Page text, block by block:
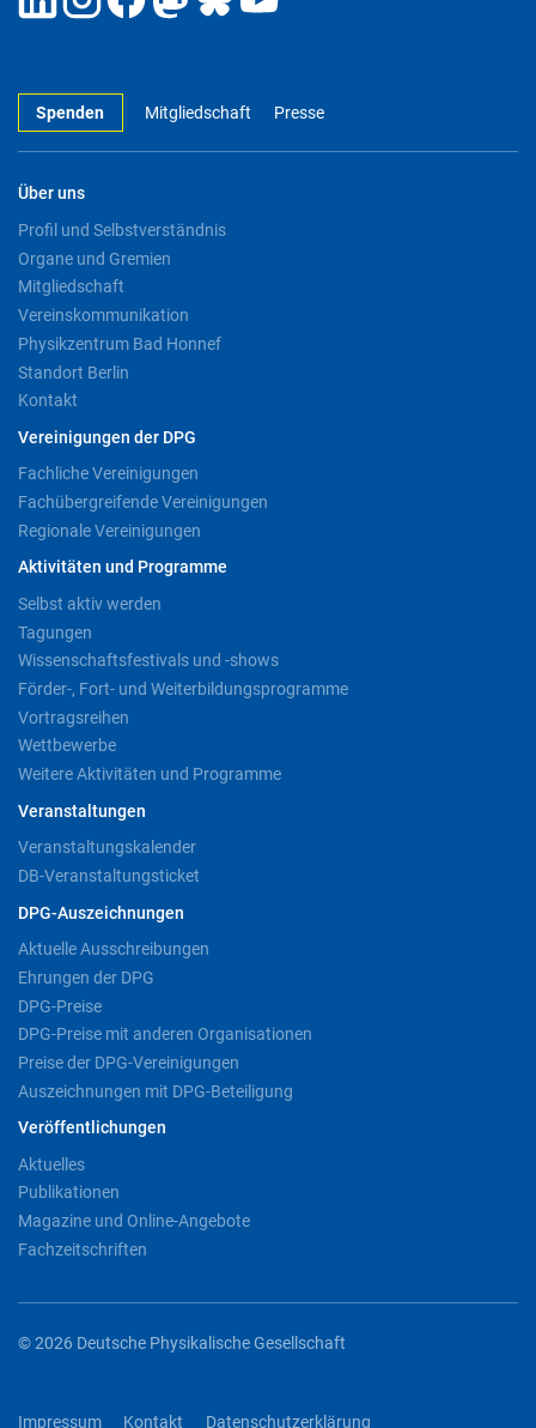
Spenden Mitgliedschaft Presse
Über uns
Profil und Selbstverständnis
Organe und Gremien
Mitgliedschaft
Vereinskommunikation
Physikzentrum Bad Honnef
Standort Berlin
Kontakt
Vereinigungen der DPG
Fachliche Vereinigungen
Fachübergreifende Vereinigungen
Regionale Vereinigungen
Aktivitäten und Programme
Selbst aktiv werden
Tagungen
Wissenschaftsfestivals und -shows
Förder-, Fort- und Weiterbildungsprogramme
Vortragsreihen
Wettbewerbe
Weitere Aktivitäten und Programme
Veranstaltungen
Veranstaltungskalender
DB-Veranstaltungsticket
DPG-Auszeichnungen
Aktuelle Ausschreibungen
Ehrungen der DPG
DPG-Preise
DPG-Preise mit anderen Organisationen
Preise der DPG-Vereinigungen
Auszeichnungen mit DPG-Beteiligung
Veröffentlichungen
Aktuelles
Publikationen
Magazine und Online-Angebote
Fachzeitschriften
© 2026 Deutsche Physikalische Gesellschaft
Impressum Kontakt Datenschutzerklärung